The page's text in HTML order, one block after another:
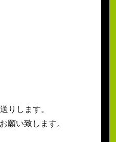
りします。
い致します。